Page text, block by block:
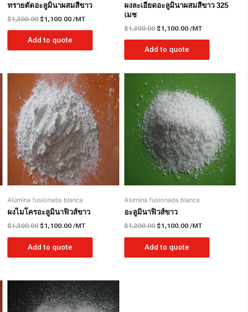
ทรายตัดอะลูมินาผสมสีขาว
$1,300.00$1,100.00/MT
Add to quote
ผงละเอียดอะลูมินาผสมสีขาว 325
เมช
$1,300.00 $1,100.00/MT
Add to quote
Alúmina fusionada blanca
ผงไมโครอะลูมินาฟิวส์ขาว
$1,300.00$1,100.00/MT
Add to quote
Alúmina fusionada blanca
อะลูมินาฟิวส์ขาว
$1,200.00 $1,100.00/MT
Add to quote